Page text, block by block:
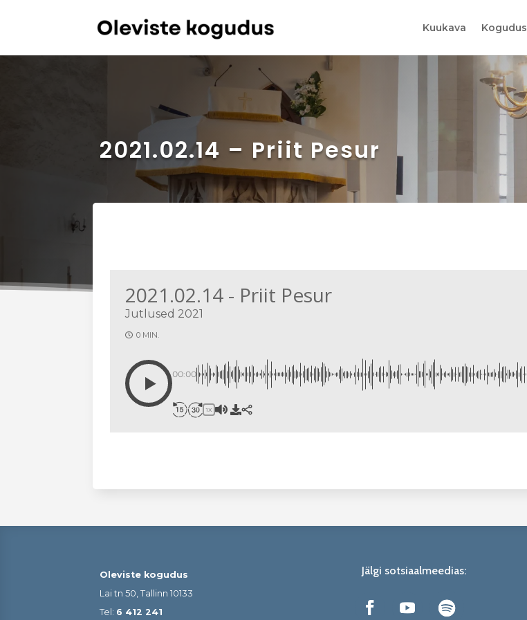
Kuukava Kogudus
2021.02.14 – Priit Pesur
2021.02.14 - Priit Pesur
Jutlused 2021
0 MIN.
00:00
1X
Oleviste kogudus
Lai tn 50, Tallinn 10133
Tel: 6 412 241
Jälgi sotsiaalmeedias: